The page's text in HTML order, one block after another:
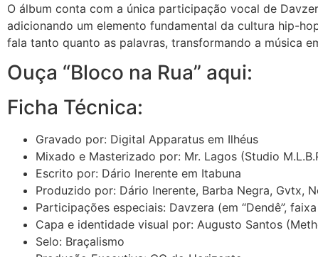
O álbum conta com a única participação vocal de
adicionando um elemento fundamental da cultura hip-
fala tanto quanto as palavras, transformando a música
Ouça “Bloco na Rua” aqui:
Ficha Técnica:
Gravado por: Digital Apparatus em Ilhéus
Mixado e Masterizado por: Mr. Lagos (Studio
Escrito por: Dário Inerente em Itabuna
Produzido por: Dário Inerente, Barba Negra, Gvtx,
Participações especiais: Davzera (em “Dendê”,
Capa e identidade visual por: Augusto Santos
Selo: Braçalismo